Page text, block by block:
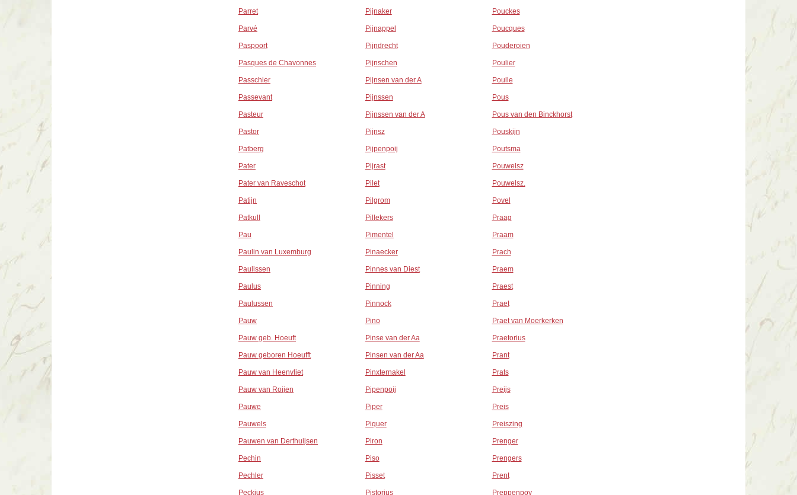
Parret
Parvé
Paspoort
Pasques de Chavonnes
Passchier
Passevant
Pasteur
Pastor
Patberg
Pater
Pater van Raveschot
Patijn
Patkull
Pau
Paulin van Luxemburg
Paulissen
Paulus
Paulussen
Pauw
Pauw geb. Hoeuft
Pauw geboren Hoeufft
Pauw van Heenvliet
Pauw van Roijen
Pauwe
Pauwels
Pauwen van Derthuijsen
Pechin
Pechler
Peckius
Pijnaker
Pijnappel
Pijndrecht
Pijnschen
Pijnsen van der A
Pijnssen
Pijnssen van der A
Pijnsz
Pijpenpoij
Pijrast
Pilet
Pilgrom
Pillekers
Pimentel
Pinaecker
Pinnes van Diest
Pinning
Pinnock
Pino
Pinse van der Aa
Pinsen van der Aa
Pinxternakel
Pipenpoij
Piper
Piquer
Piron
Piso
Pisset
Pistorius
Pouckes
Poucques
Pouderoien
Poulier
Poulle
Pous
Pous van den Binckhorst
Pouskijn
Poutsma
Pouwelsz
Pouwelsz.
Povel
Praag
Praam
Prach
Praem
Praest
Praet
Praet van Moerkerken
Praetorius
Prant
Prats
Preijs
Preis
Preiszing
Prenger
Prengers
Prent
Preppenpoy